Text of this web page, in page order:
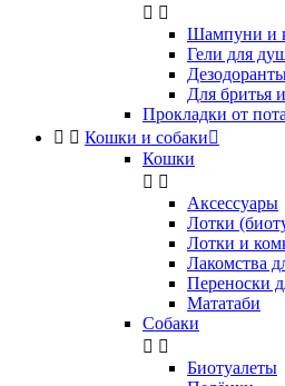
 
Шампуни и
Гели для
Для бритья
Прокладки от пота
  Кошки и собаки
Кошки
 
Аксессуары
Лотки
Лотки и
Лакомства
Переноски
Мататаби
Собаки
 
Биотуалеты